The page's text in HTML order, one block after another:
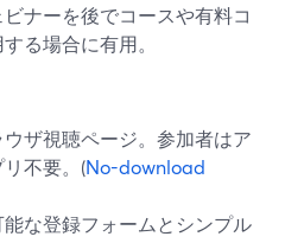
ナーを後でコースや有料コ
る場合に有用。
ザ視聴ページ。参加者はア
不要。(No-download
な登録フォームとシンプル